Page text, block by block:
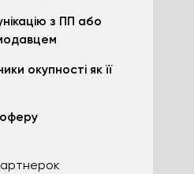
з ПП або
окупності як її